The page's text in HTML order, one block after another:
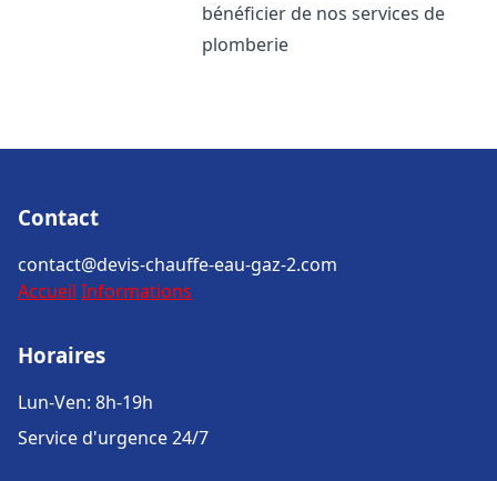
bénéficier de nos services de
plomberie
Contact
contact@devis-chauffe-eau-gaz-2.com
Accueil Informations
Horaires
Lun-Ven: 8h-19h
Service d'urgence 24/7